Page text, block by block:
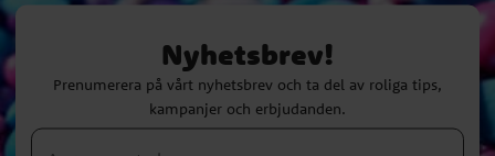
Nyhetsbrev!
Prenumerera på vårt nyhetsbrev och ta del av roliga tips,
kampanjer och erbjudanden.